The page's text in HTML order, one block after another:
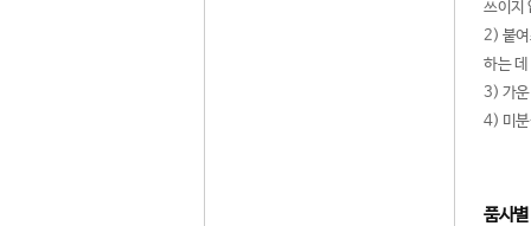
쓰이지
2) 붙여
하는
3) 가운
4) 미분
품사